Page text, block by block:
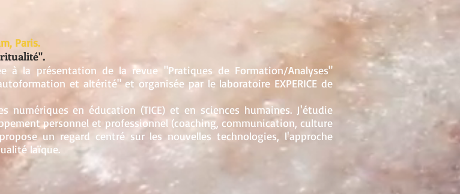
Paris.
à la présentation de la revue "Pratiques de Formation/Analyses"
et altérité" et organisée par le laboratoire EXPERICE de
numériques en éducation (TICE) et en sciences humaines. J'étudie
personnel et professionnel (coaching, communication, culture
un regard centré sur les nouvelles technologies, l'approche
laïque.